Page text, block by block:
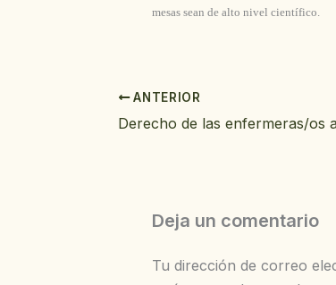
mesas sean de alto nivel científico.
ANTERIOR
Deja un comentario
Tu dirección de correo